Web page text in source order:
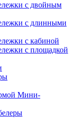
с двойным
с длинными
с кабиной
с площадкой
Мини-